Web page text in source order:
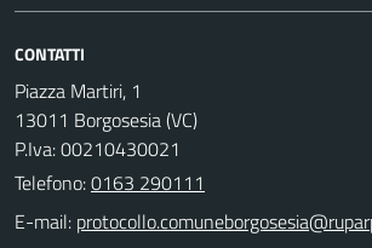
CONTATTI
Piazza Martiri, 1
13011 Borgosesia (VC)
P.Iva: 00210430021
Telefono:0163 290111
E-mail: